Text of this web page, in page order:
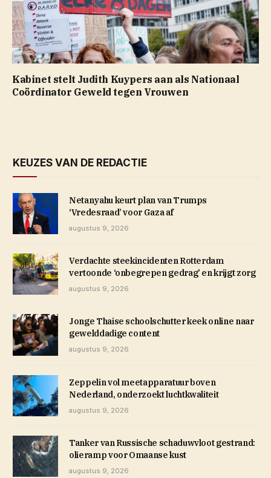
Kabinet stelt Judith Kuypers aan als Nationaal
Coördinator Geweld tegen Vrouwen
KEUZES VAN DE REDACTIE
Netanyahu keurt plan van Trumps
‘Vredesraad’ voor Gaza af
augustus 9, 2026
Verdachte steekincidenten Rotterdam
vertoonde ‘onbegrepen gedrag’ en krijgt zorg
augustus 9, 2026
Jonge Thaise schoolschutter keek online naar
gewelddadige content
augustus 9, 2026
Zeppelin vol meetapparatuur boven
Nederland, onderzoekt luchtkwaliteit
augustus 9, 2026
Tanker van Russische schaduwvloot gestrand:
olieramp voor Omaanse kust
augustus 9, 2026